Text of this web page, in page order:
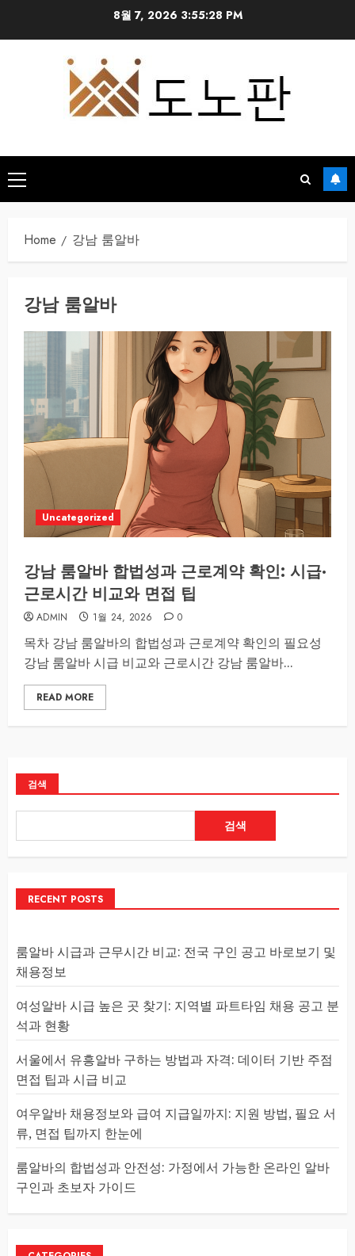
8월 7, 2026 3:55:28 PM
Primary
Menu
Home 강남 룸알바
강남 룸알바
Uncategorized
강남 룸알바 합법성과 근로계약 확인: 시급·
근로시간 비교와 면접 팁
ADMIN 1월 24, 2026 0
목차 강남 룸알바의 합법성과 근로계약 확인의 필요성
강남 룸알바 시급 비교와 근로시간 강남 룸알바...
READ MORE
검색
검색
RECENT POSTS
룸알바 시급과 근무시간 비교: 전국 구인 공고 바로보기 및
채용정보
여성알바 시급 높은 곳 찾기: 지역별 파트타임 채용 공고 분
석과 현황
서울에서 유흥알바 구하는 방법과 자격: 데이터 기반 주점
면접 팁과 시급 비교
여우알바 채용정보와 급여 지급일까지: 지원 방법, 필요 서
류, 면접 팁까지 한눈에
룸알바의 합법성과 안전성: 가정에서 가능한 온라인 알바
구인과 초보자 가이드